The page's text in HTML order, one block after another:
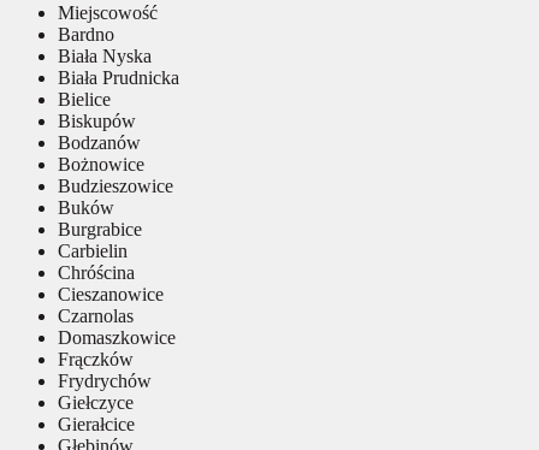
Miejscowość
Bardno
Biała Nyska
Biała Prudnicka
Bielice
Biskupów
Bodzanów
Bożnowice
Budzieszowice
Buków
Burgrabice
Carbielin
Chróścina
Cieszanowice
Czarnolas
Domaszkowice
Frączków
Frydrychów
Giełczyce
Gierałcice
Głebinów